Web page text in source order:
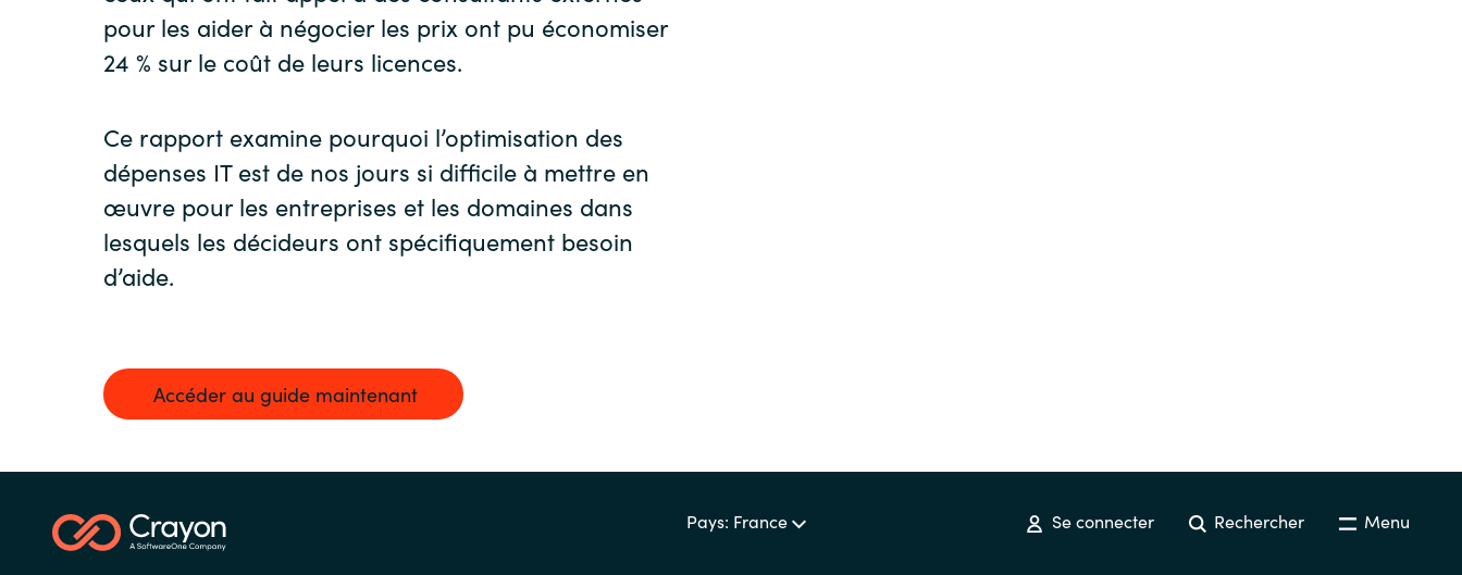
pour les aider à négocier les prix ont pu économiser
24 % sur le coût de leurs licences.
Ce rapport examine pourquoi l’optimisation des
dépenses IT est de nos jours si difficile à mettre en
œuvre pour les entreprises et les domaines dans
lesquels les décideurs ont spécifiquement besoin
d’aide.
Accéder au guide maintenant
Pays: France Se connecter Rechercher Menu